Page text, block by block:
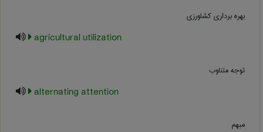
بهره برداری کشاورزی
agricultural utilization
توجه متناوب
alternating attention
مبهم